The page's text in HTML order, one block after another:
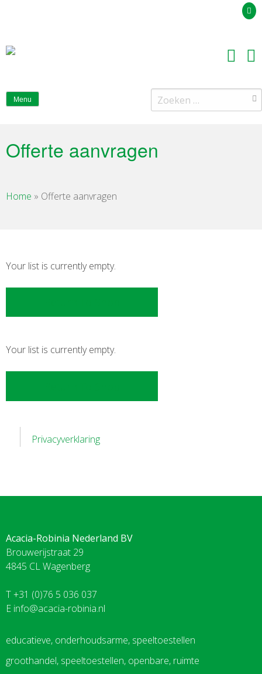
Menu
Zoeken
naar:
Offerte aanvragen
Home » Offerte aanvragen
Your list is currently empty.
Your list is currently empty.
Privacyverklaring
Acacia-Robinia Nederland BV
Brouwerijstraat 29
4845 CL Wagenberg
T +31 (0)76 5 036 037
E info@acacia-robinia.nl
educatieve, onderhoudsarme, speeltoestellen
groothandel, speeltoestellen, openbare, ruimte